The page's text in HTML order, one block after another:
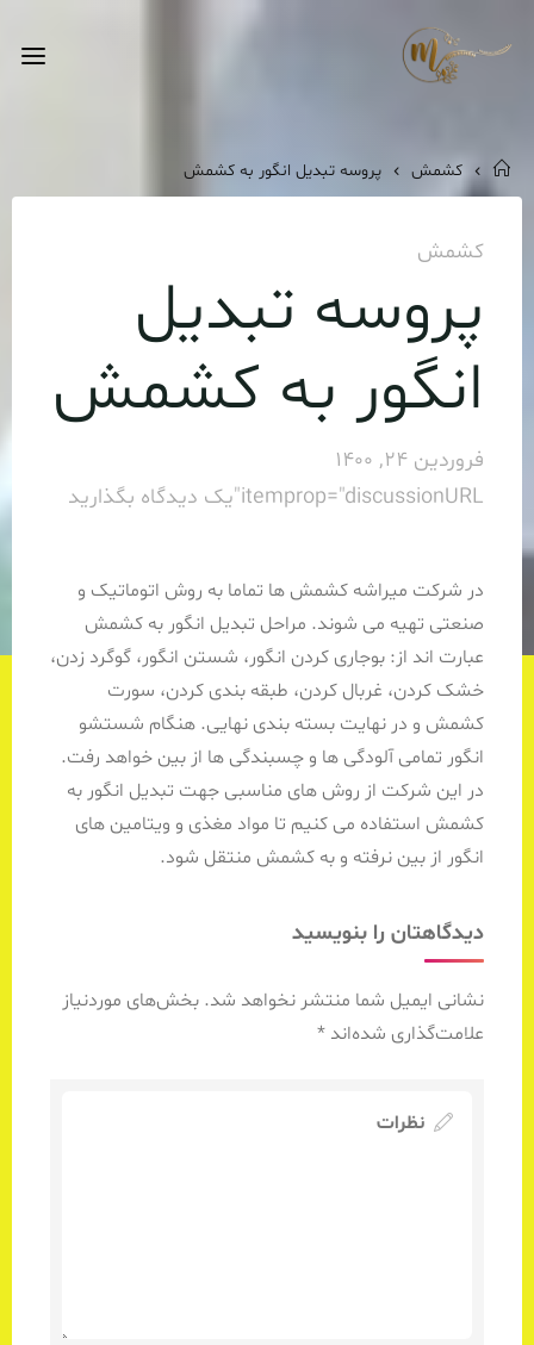
خانهکشمش پروسه تبدیل انگور به کشمش
کشمش
پروسه تبدیل
انگور به کشمش
فروردین 24, 1400
itemprop="discussionURL" یک دیدگاه بگذارید
در شرکت میراشه کشمش ها تماما به روش اتوماتیک و
صنعتی تهیه می شوند. مراحل تبدیل انگور به کشمش
عبارت اند از: بوجاری کردن انگور، شستن انگور، گوگرد زدن،
خشک کردن، غربال کردن، طبقه بندی کردن، سورت
کشمش و در نهایت بسته بندی نهایی. هنگام شستشو
انگور تمامی آلودگی ها و چسبندگی ها از بین خواهد رفت.
در این شرکت از روش های مناسبی جهت تبدیل انگور به
کشمش استفاده می کنیم تا مواد مغذی و ویتامین های
انگور از بین نرفته و به کشمش منتقل شود.
دیدگاهتان را بنویسید
نشانی ایمیل شما منتشر نخواهد شد. بخش‌های موردنیاز
علامت‌گذاری شده‌اند *